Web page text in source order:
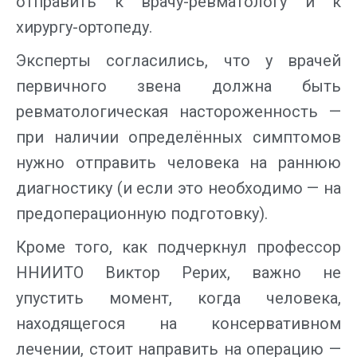
хирургу-ортопеду.
Эксперты согласились, что у врачей
первичного звена должна быть
ревматологическая настороженность —
при наличии определённых симптомов
нужно отправить человека на раннюю
диагностику (и если это необходимо — на
предоперационную подготовку).
Кроме того, как подчеркнул профессор
ННИИТО Виктор Рерих, важно не
упустить момент, когда человека,
находящегося на консервативном
лечении, стоит направить на операцию —